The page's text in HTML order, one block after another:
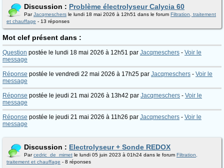
Discussion : Problème électrolyseur Calycia 60
ParJacqmeschers le lundi 18 mai 2026 à 12h51 dans le forum Filtration, traitement
et chauffage - 13 réponses
Mot clef présent dans :
Question postée le lundi 18 mai 2026 à 12h51 par Jacqmeschers - Voir le
message
Réponse postée le vendredi 22 mai 2026 à 17h25 par Jacqmeschers - Voir le
message
Réponse postée le jeudi 21 mai 2026 à 13h42 par Jacqmeschers - Voir le
message
Réponse postée le jeudi 21 mai 2026 à 11h26 par Jacqmeschers - Voir le
message
Discussion : Electrolyseur + Sonde REDOX
Parcedric_de_mimet le lundi 05 juin 2023 à 01h24 dans le forum Filtration,
traitement et chauffage - 8 réponses